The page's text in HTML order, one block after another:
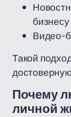
бизнесу
Видео-
Такой
Почему
личной